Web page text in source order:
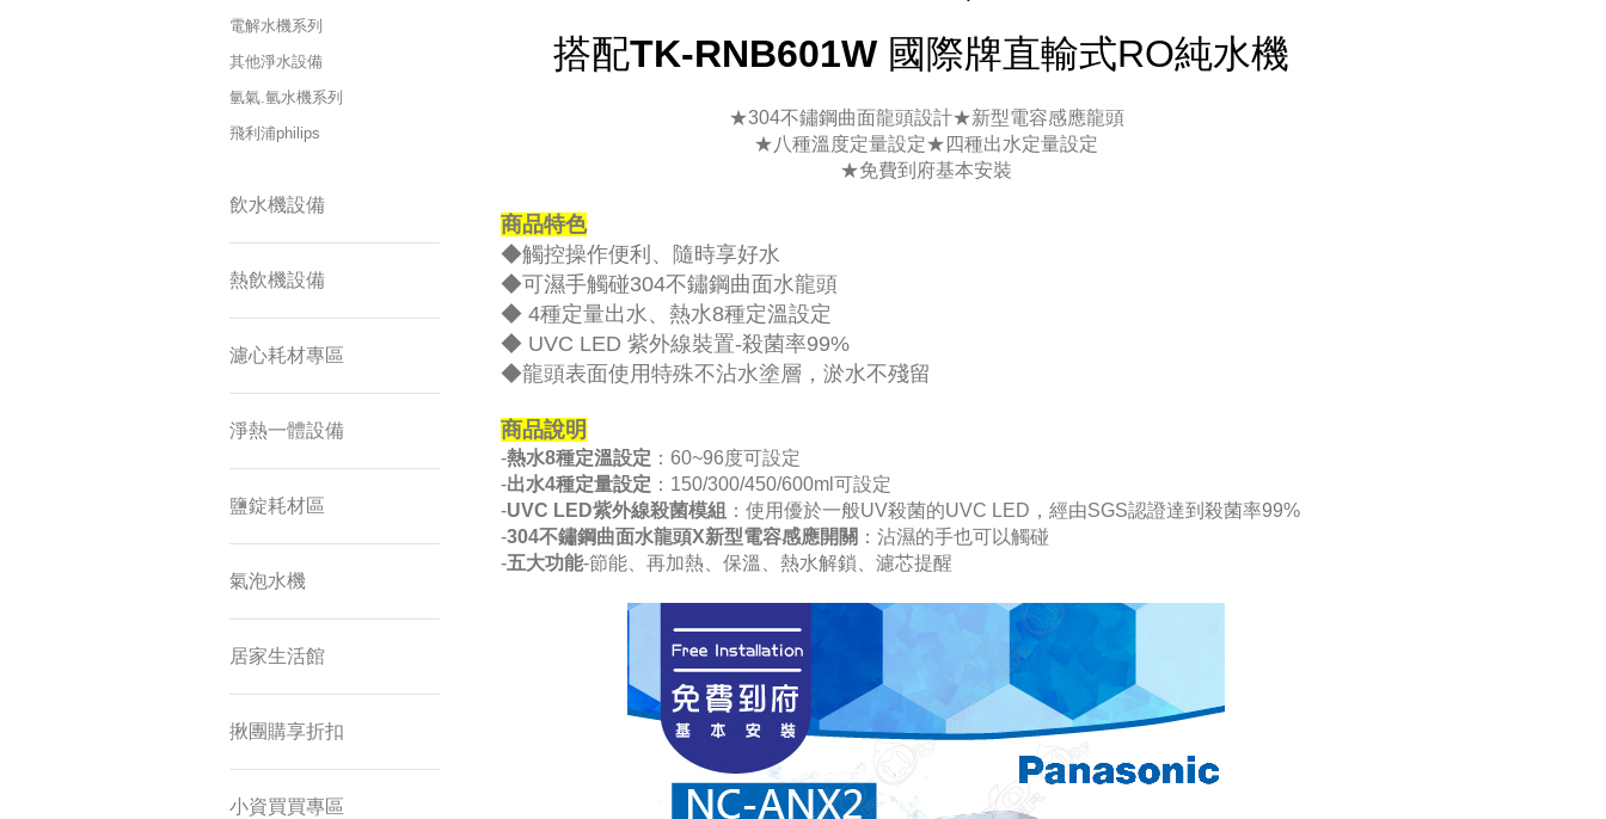
電解水機系列
其他淨水設備
氫氣.氫水機系列
飛利浦philips
飲水機設備
熱飲機設備
濾心耗材專區
淨熱一體設備
鹽錠耗材區
氣泡水機
居家生活館
揪團購享折扣
小資買買專區
搭配TK-RNB601W 國際牌直輸式RO純水機
★304不鏽鋼曲面龍頭設計★新型電容感應龍頭
★八種溫度定量設定★四種出水定量設定
★免費到府基本安裝
商品特色
◆觸控操作便利、隨時享好水
◆可濕手觸碰304不鏽鋼曲面水龍頭
◆ 4種定量出水、熱水8種定溫設定
◆ UVC LED 紫外線裝置-殺菌率99%
◆龍頭表面使用特殊不沾水塗層，淤水不殘留
商品說明
-熱水8種定溫設定 ：60~96度可設定
-出水4種定量設定 ：150/300/450/600ml可設定
-UVC LED紫外線殺菌模組 ：使用優於一般UV殺菌的UVC LED，經由SGS認證達到殺菌率99%
-304不鏽鋼曲面水龍頭X新型電容感應開關 ：沾濕的手也可以觸碰
-五大功能-節能、再加熱、保溫、熱水解鎖、濾芯提醒